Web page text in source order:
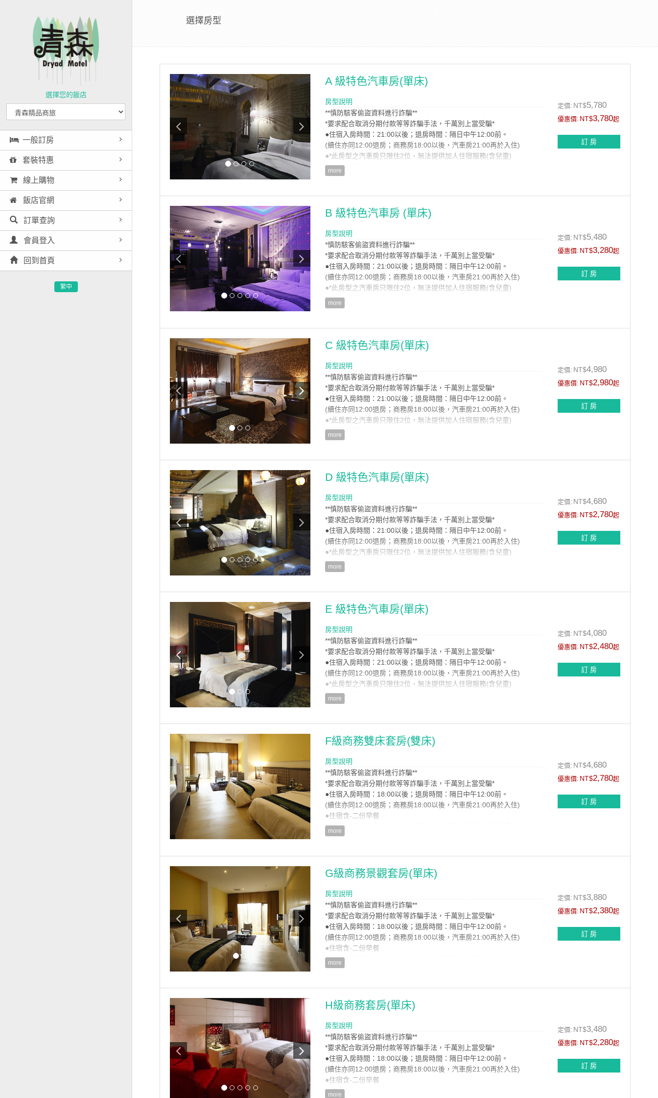
選擇您的飯店
一般訂房
套裝特惠
線上購物
飯店官網
訂單查詢
會員登入
回到首頁
繁中
選擇房型
A 級特色汽車房(單床)
房型說明
**慎防駭客偷盜資料進行詐騙**
*要求配合取消分期付款等等詐騙手法，千萬別上當受騙*
●住宿入房時間：21:00以後；退房時間：隔日中午12:00前。
(續住亦同12:00退房；商務房18:00以後，汽車房21:00再於入住)
●*此房型之汽車房只限住2位，無法提供加人住宿服務(含兒童)
●一房一車庫
●住宿含-二份早餐
房型設施介紹
※微風輕佛臉頰，白沙島嶼與熱帶風情交錯著
原來休閒渡假是如此輕鬆自在
※復古簡鍊，端祥幽古之情，呈現中國之美，愛戀
房型設備
more
定價: NT$5,780
優惠價: NT$3,780起
訂 房
B 級特色汽車房 (單床)
房型說明
*慎防駭客偷盜資料進行詐騙**
*要求配合取消分期付款等等詐騙手法，千萬別上當受騙*
●住宿入房時間：21:00以後；退房時間：隔日中午12:00前。
(續住亦同12:00退房；商務房18:00以後，汽車房21:00再於入住)
●*此房型之汽車房只限住2位，無法提供加人住宿服務(含兒童)
●一房一車庫
●住宿含-二份早餐
房型設施介紹
※消失的舊時光，回憶的路上變得好慢
※老上海街景，紅牆、黑瓦彷彿又回到過去的時光
※所映入眼簾的美景，似乎是另一處桃花源地
※靜靜傾聽大自然和諧之聲，尤如聽見天籟
房型設備
more
定價: NT$5,480
優惠價: NT$3,280起
訂 房
C 級特色汽車房(單床)
房型說明
**慎防駭客偷盜資料進行詐騙**
*要求配合取消分期付款等等詐騙手法，千萬別上當受騙*
●住宿入房時間：21:00以後；退房時間：隔日中午12:00前。
(續住亦同12:00退房；商務房18:00以後，汽車房21:00再於入住)
●*此房型之汽車房只限住2位，無法提供加人住宿服務(含兒童)
●一房一車庫
●住宿含-二份早餐
房型設施介紹
※閒情逸致，盡情嘔歌生命，讚美大地，譜出一曲動人的樂章
※回憶是甜美，記起童年情景，兩小無猜，無憂無慮的兩人世界嗎﹖
房型設備
more
定價: NT$4,980
優惠價: NT$2,980起
訂 房
D 級特色汽車房(單床)
房型說明
**慎防駭客偷盜資料進行詐騙**
*要求配合取消分期付款等等詐騙手法，千萬別上當受騙*
●住宿入房時間：21:00以後；退房時間：隔日中午12:00前。
(續住亦同12:00退房；商務房18:00以後，汽車房21:00再於入住)
●*此房型之汽車房只限住2位，無法提供加人住宿服務(含兒童)
●一房一車庫
●住宿含-二份早餐
房型設施介紹
※對事物的著迷始終不變，是一種堅持，也是一份執著，更是一種愛戀
※朦朧罩霧，薄霧輕拂划過身體肌膚，輕輕觸感，深深挑動您的視覺神
經
房型設備
more
定價: NT$4,680
優惠價: NT$2,780起
訂 房
E 級特色汽車房(單床)
房型說明
**慎防駭客偷盜資料進行詐騙**
*要求配合取消分期付款等等詐騙手法，千萬別上當受騙*
●住宿入房時間：21:00以後；退房時間：隔日中午12:00前。
(續住亦同12:00退房；商務房18:00以後，汽車房21:00再於入住)
●*此房型之汽車房只限住2位，無法提供加人住宿服務(含兒童)
●一房一車庫
●住宿含-二份早餐
房型設施介紹
※時尚主義之概念，創造出絕代風華般流行時尚感。
※舞動生命、扭動身體，享受神秘華爾滋所醞藏的韻律美感
房型設備
more
定價: NT$4,080
優惠價: NT$2,480起
訂 房
F級商務雙床套房(雙床)
房型說明
**慎防駭客偷盜資料進行詐騙**
*要求配合取消分期付款等等詐騙手法，千萬別上當受騙*
●住宿入房時間：18:00以後；退房時間：隔日中午12:00前。
(續住亦同12:00退房；商務房18:00以後，汽車房21:00再於入住)
●住宿含-二份早餐
●商務5*6尺雙床限住二位(此房價為2人住宿，非四人住宿房價)
如住第3位(只限雙床套房可加人限兒童)其他房型無法加人服務，
不含加床和棉被、枕頭
**兒童收費標準:100公分以下不加收，超過100公分需收取清潔費
●車停專屬停車場
●小花灑、水注、浴缸
房型設備
more
定價: NT$4,680
優惠價: NT$2,780起
訂 房
G級商務景觀套房(單床)
房型說明
**慎防駭客偷盜資料進行詐騙**
*要求配合取消分期付款等等詐騙手法，千萬別上當受騙*
●住宿入房時間：18:00以後；退房時間：隔日中午12:00前。
(續住亦同12:00退房；商務房18:00以後，汽車房21:00再於入住)
●住宿含-二份早餐
●*此房型只限住2位，無法提供加人住宿服務(含兒童)
●車停專屬停車場
房型設備
more
定價: NT$3,880
優惠價: NT$2,380起
訂 房
H級商務套房(單床)
房型說明
**慎防駭客偷盜資料進行詐騙**
*要求配合取消分期付款等等詐騙手法，千萬別上當受騙*
●住宿入房時間：18:00以後；退房時間：隔日中午12:00前。
(續住亦同12:00退房；商務房18:00以後，汽車房21:00再於入住)
●住宿含-二份早餐
●此房型限住2位，無法提供加人服務
more
定價: NT$3,480
優惠價: NT$2,280起
訂 房